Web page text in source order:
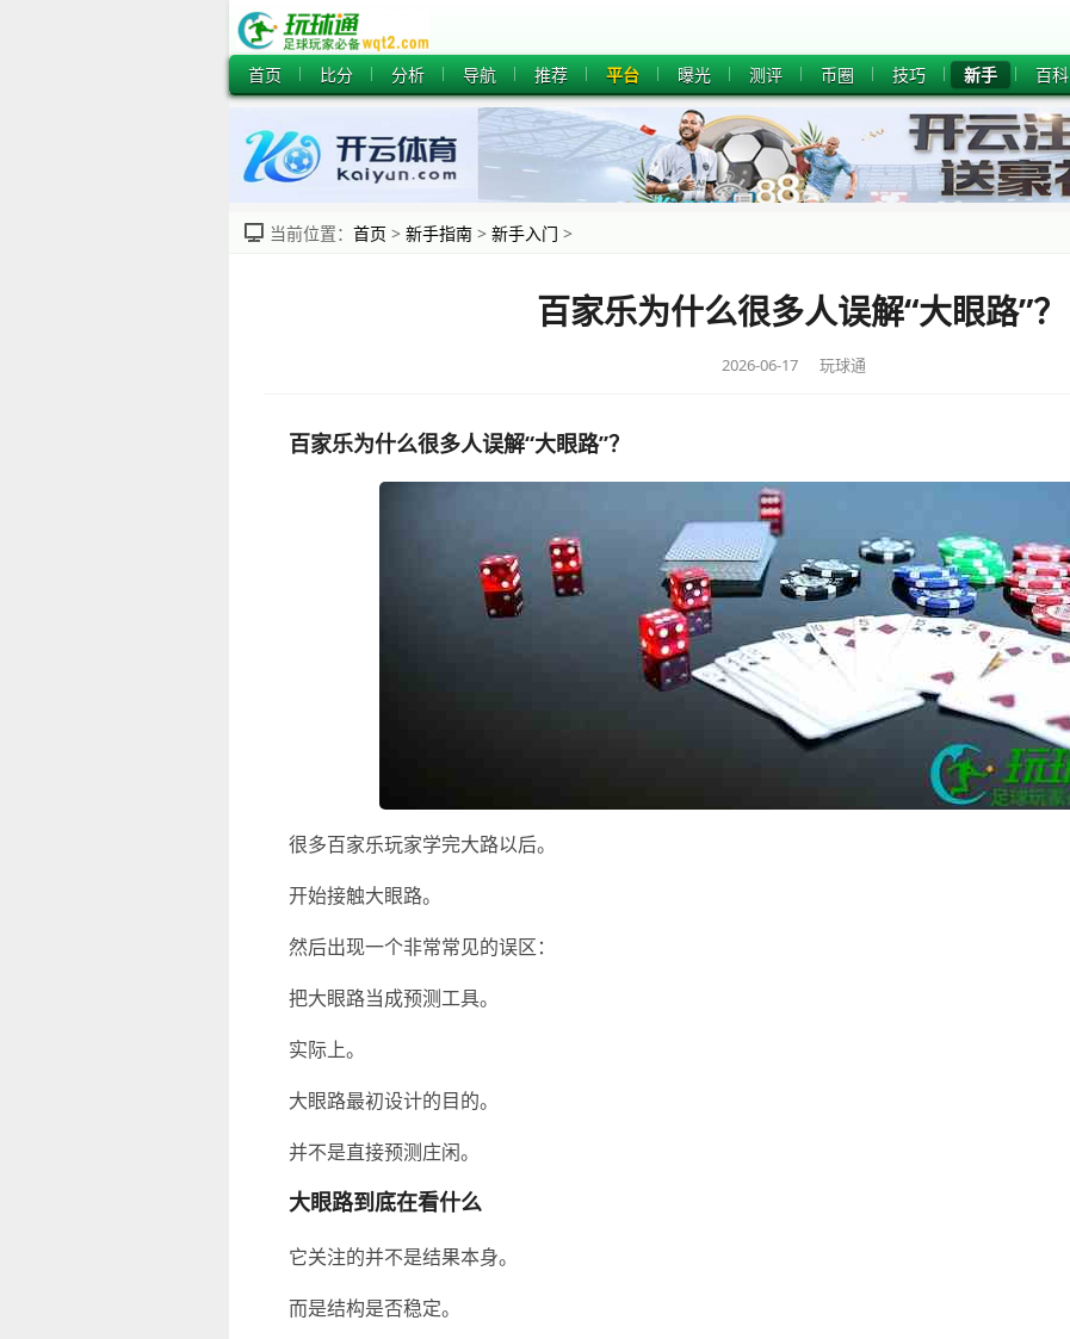
首页 比分 分析 导航 推荐 平台 曝光 测评 币圈 技巧 新手 百科
当前位置： 首页 > 新手指南 > 新手入门 >
百家乐为什么很多人误解“大眼路”？
2026-06-17 玩球通
百家乐为什么很多人误解“大眼路”？
很多百家乐玩家学完大路以后。
开始接触大眼路。
然后出现一个非常常见的误区：
把大眼路当成预测工具。
实际上。
大眼路最初设计的目的。
并不是直接预测庄闲。
大眼路到底在看什么
它关注的并不是结果本身。
而是结构是否稳定。